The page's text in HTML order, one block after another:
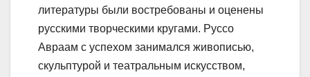
литературы были востребованы и оценены
русскими творческими кругами. Руссо
Авраам с успехом занимался живописью,
скульптурой и театральным искусством,